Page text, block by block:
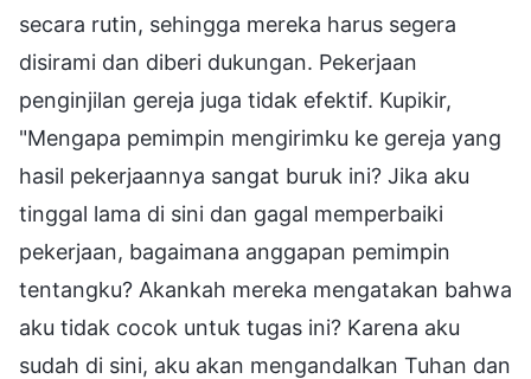
secara rutin, sehingga mereka harus segera
disirami dan diberi dukungan. Pekerjaan
penginjilan gereja juga tidak efektif. Kupikir,
"Mengapa pemimpin mengirimku ke gereja yang
hasil pekerjaannya sangat buruk ini? Jika aku
tinggal lama di sini dan gagal memperbaiki
pekerjaan, bagaimana anggapan pemimpin
tentangku? Akankah mereka mengatakan bahwa
aku tidak cocok untuk tugas ini? Karena aku
sudah di sini, aku akan mengandalkan Tuhan dan